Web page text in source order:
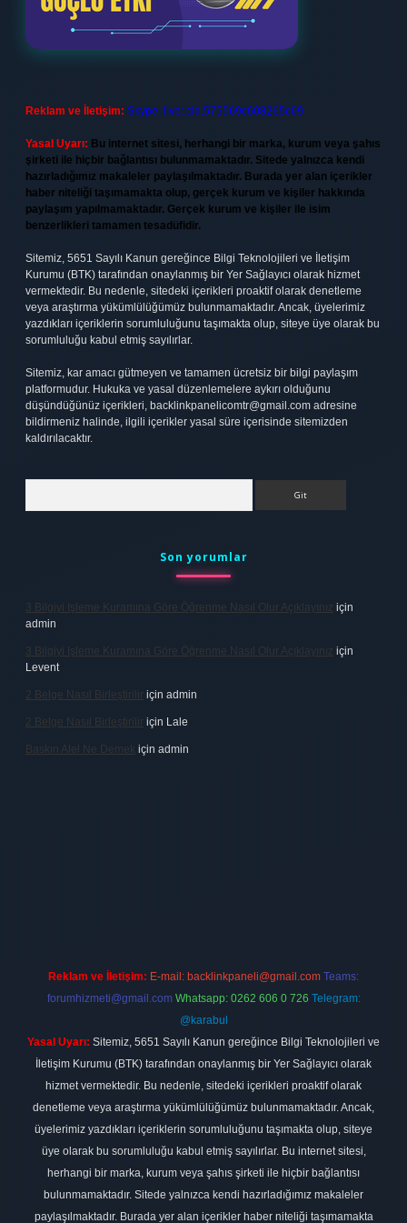
Reklam ve İletişim: Skype: live:.cid.575569c608265c69
Yasal Uyarı: Bu internet sitesi, herhangi bir marka, kurum veya şahıs
şirketi ile hiçbir bağlantısı bulunmamaktadır. Sitede yalnızca kendi
hazırladığımız makaleler paylaşılmaktadır. Burada yer alan içerikler
haber niteliği taşımamakta olup, gerçek kurum ve kişiler hakkında
paylaşım yapılmamaktadır. Gerçek kurum ve kişiler ile isim
benzerlikleri tamamen tesadüfidir.
Sitemiz, 5651 Sayılı Kanun gereğince Bilgi Teknolojileri ve İletişim
Kurumu (BTK) tarafından onaylanmış bir Yer Sağlayıcı olarak hizmet
vermektedir. Bu nedenle, sitedeki içerikleri proaktif olarak denetleme
veya araştırma yükümlülüğümüz bulunmamaktadır. Ancak, üyelerimiz
yazdıkları içeriklerin sorumluluğunu taşımakta olup, siteye üye olarak bu
sorumluluğu kabul etmiş sayılırlar.
Sitemiz, kar amacı gütmeyen ve tamamen ücretsiz bir bilgi paylaşım
platformudur. Hukuka ve yasal düzenlemelere aykırı olduğunu
düşündüğünüz içerikleri, backlinkpanelicomtr@gmail.com adresine
bildirmeniz halinde, ilgili içerikler yasal süre içerisinde sitemizden
kaldırılacaktır.
Son yorumlar
3 Bilgiyi Işleme Kuramına Göre Öğrenme Nasıl Olur Açıklayınız için
admin
3 Bilgiyi Işleme Kuramına Göre Öğrenme Nasıl Olur Açıklayınız için
Levent
2 Belge Nasıl Birleştirilir için admin
2 Belge Nasıl Birleştirilir için Lale
Baskın Alel Ne Demek için admin
Reklam ve İletişim: E-mail: backlinkpaneli@gmail.com Teams:
forumhizmeti@gmail.com Whatsapp: 0262 606 0 726 Telegram:
@karabul
Yasal Uyarı: Sitemiz, 5651 Sayılı Kanun gereğince Bilgi Teknolojileri ve
İletişim Kurumu (BTK) tarafından onaylanmış bir Yer Sağlayıcı olarak
hizmet vermektedir. Bu nedenle, sitedeki içerikleri proaktif olarak
denetleme veya araştırma yükümlülüğümüz bulunmamaktadır. Ancak,
üyelerimiz yazdıkları içeriklerin sorumluluğunu taşımakta olup, siteye
üye olarak bu sorumluluğu kabul etmiş sayılırlar. Bu internet sitesi,
herhangi bir marka, kurum veya şahıs şirketi ile hiçbir bağlantısı
bulunmamaktadır. Sitede yalnızca kendi hazırladığımız makaleler
paylaşılmaktadır. Burada yer alan içerikler haber niteliği taşımamakta